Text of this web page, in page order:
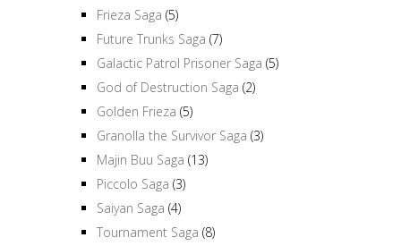
Frieza Saga (5)
Future Trunks Saga (7)
Galactic Patrol Prisoner Saga (5)
God of Destruction Saga (2)
Golden Frieza (5)
Granolla the Survivor Saga (3)
Majin Buu Saga (13)
Piccolo Saga (3)
Saiyan Saga (4)
Tournament Saga (8)